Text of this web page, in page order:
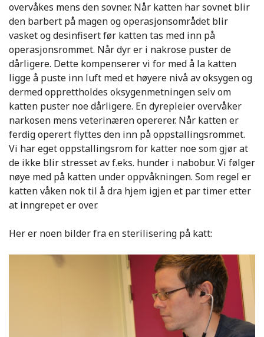
overvåkes mens den sovner. Når katten har sovnet blir
den barbert på magen og operasjonsområdet blir
vasket og desinfisert før katten tas med inn på
operasjonsrommet. Når dyr er i nakrose puster de
dårligere. Dette kompenserer vi for med å la katten
ligge å puste inn luft med et høyere nivå av oksygen og
dermed opprettholdes oksygenmetningen selv om
katten puster noe dårligere. En dyrepleier overvåker
narkosen mens veterinæren opererer. Når katten er
ferdig operert flyttes den inn på oppstallingsrommet.
Vi har eget oppstallingsrom for katter noe som gjør at
de ikke blir stresset av f.eks. hunder i nabobur. Vi følger
nøye med på katten under oppvåkningen. Som regel er
katten våken nok til å dra hjem igjen et par timer etter
at inngrepet er over.
Her er noen bilder fra en sterilisering på katt: